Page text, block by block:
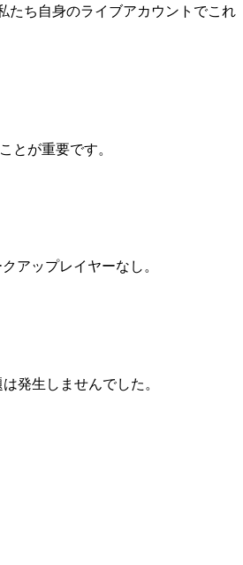
たち自身のライブアカウントでこれ
が重要です。
アップレイヤーなし。
発生しませんでした。